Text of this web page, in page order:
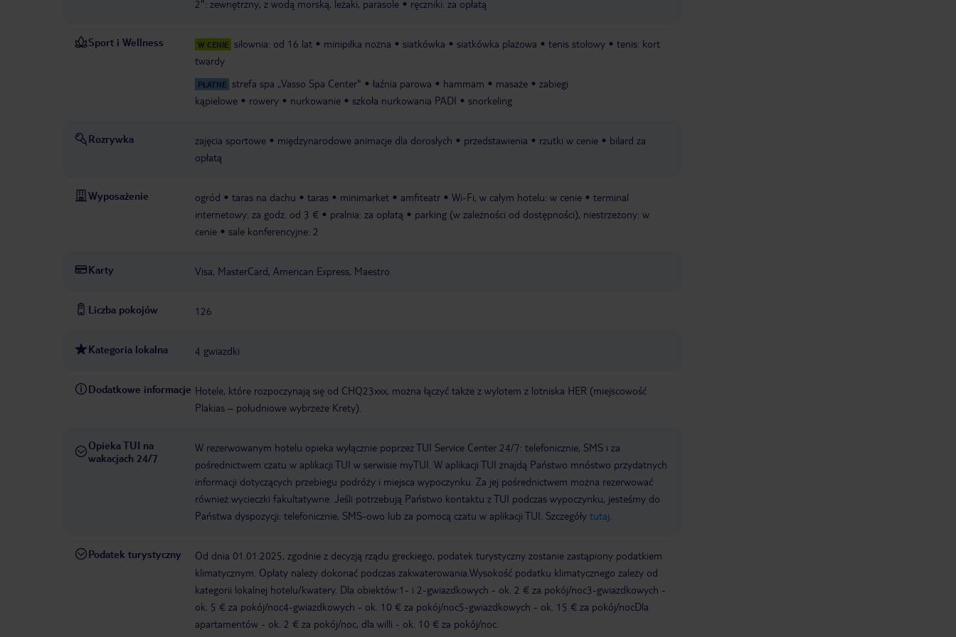
2": zewnętrzny, z wodą morską, leżaki, parasole
ręczniki: za opłatą
Sport i Wellness W CENIE siłownia: od 16 lat minipiłka nożna siatkówka siatkówka plażowa tenis stołowy
tenis: kort
twardy
PŁATNE strefa spa „Vasso Spa Center" łaźnia parowa hammam masaże
zabiegi
kąpielowe
rowery nurkowanie szkoła nurkowania PADI snorkeling
Rozrywka zajęcia sportowe międzynarodowe animacje dla dorosłych przedstawienia rzutki w cenie
bilard za
opłatą
Wyposażenie ogród taras na dachu taras minimarket amfiteatr Wi-Fi, w całym hotelu: w cenie
terminal
internetowy: za godz. od 3 €
pralnia: za opłatą
parking (w zależności od dostępności), niestrzeżony: w
cenie
sale konferencyjne: 2
Karty Visa, MasterCard, American Express, Maestro
Liczba pokojów 126
Kategoria lokalna 4 gwiazdki
Dodatkowe informacje Hotele, które rozpoczynają się od CHQ23xxx, można łączyć także z wylotem z lotniska HER (miejscowość
Plakias – południowe wybrzeże Krety).
Opieka TUI na
wakacjach 24/7
W rezerwowanym hotelu opieka wyłącznie poprzez TUI Service Center 24/7: telefonicznie, SMS i za
pośrednictwem czatu w aplikacji TUI w serwisie myTUI. W aplikacji TUI znajdą Państwo mnóstwo przydatnych
informacji dotyczących przebiegu podróży i miejsca wypoczynku. Za jej pośrednictwem można rezerwować
również wycieczki fakultatywne. Jeśli potrzebują Państwo kontaktu z TUI podczas wypoczynku, jesteśmy do
Państwa dyspozycji: telefonicznie, SMS-owo lub za pomocą czatu w aplikacji TUI. Szczegóły tutaj
Podatek turystyczny
Od dnia 01.01.2025, zgodnie z decyzją rządu greckiego, podatek turystyczny zostanie zastąpiony podatkiem
klimatycznym. Opłaty należy dokonać podczas zakwaterowania.Wysokość podatku klimatycznego zależy od
kategorii lokalnej hotelu/kwatery. Dla obiektów:1- i 2-gwiazdkowych - ok. 2 € za pokój/noc3-gwiazdkowych -
ok. 5 € za pokój/noc4-gwiazdkowych - ok. 10 € za pokój/noc5-gwiazdkowych - ok. 15 € za pokój/nocDla
apartamentów - ok. 2 € za pokój/noc, dla willi - ok. 10 € za pokój/noc.